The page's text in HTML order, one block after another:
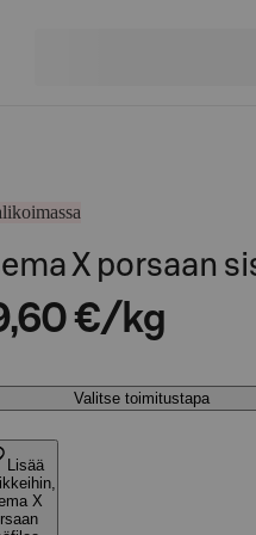
X porsaan
€/kg
Valitse toimitustapa
Lisää
X